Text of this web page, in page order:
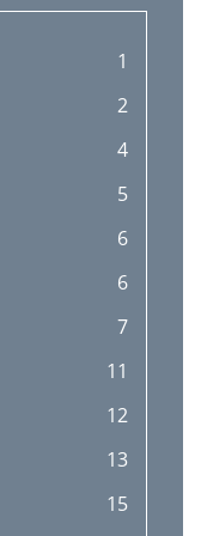
32
33
34
35
36
37
39
40
41
42
43
44
1
2
4
5
6
6
7
11
12
13
15